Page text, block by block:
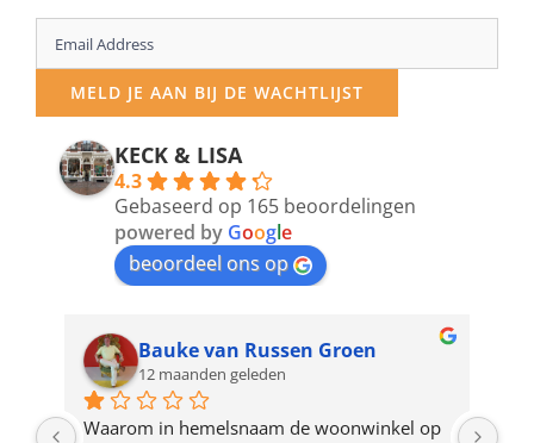
Enter
your
email
address
product
MELD JE AAN BIJ DE WACHTLIJST
KECK & LISA
4.3
Gebaseerd op 165 beoordelingen
powered by Google
beoordeel ons op
Bauke van Russen Groen
12 maanden geleden
Waarom in hemelsnaam de woonwinkel op